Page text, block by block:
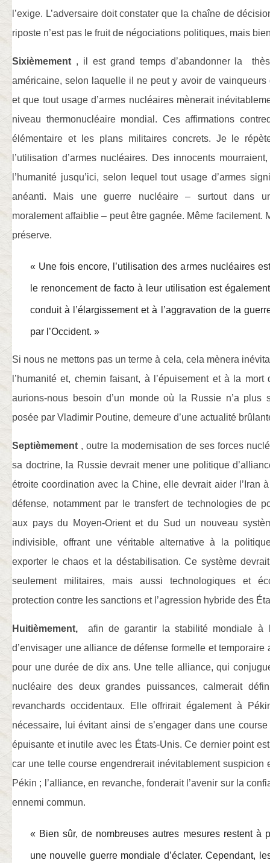
l’exige. L’adversaire doit constater que la chaîne de
riposte n’est pas le fruit de négociations politiques, mais
Sixièmement , il est grand temps d’abandonner la
américaine, selon laquelle il ne peut y avoir de vainqueurs
et que tout usage d’armes nucléaires mènerait
niveau thermonucléaire mondial. Ces affirmations
élémentaire et les plans militaires concrets. Je le
l’utilisation d’armes nucléaires. Des innocents
l’humanité jusqu’ici, selon lequel tout usage d’armes
anéanti. Mais une guerre nucléaire – surtout dans
moralement affaiblie – peut être gagnée. Même facilement.
préserve.
« Une fois encore, l’utilisation des armes nucléaires
le renoncement de facto à leur utilisation est
conduit à l’élargissement et à l’aggravation de la
par l’Occident. »
Si nous ne mettons pas un terme à cela, cela mènera
l’humanité et, chemin faisant, à l’épuisement et à la
aurions-nous besoin d’un monde où la Russie n’a plus
posée par Vladimir Poutine, demeure d’une actualité
Septièmement , outre la modernisation de ses forces
sa doctrine, la Russie devrait mener une politique
étroite coordination avec la Chine, elle devrait aider l’Iran
défense, notamment par le transfert de technologies de
aux pays du Moyen-Orient et du Sud un nouveau
indivisible, offrant une véritable alternative à la
exporter le chaos et la déstabilisation. Ce système
seulement militaires, mais aussi technologiques et
protection contre les sanctions et l’agression hybride des
Huitièmement, afin de garantir la stabilité mondiale à
d’envisager une alliance de défense formelle et
pour une durée de dix ans. Une telle alliance, qui
nucléaire des deux grandes puissances, calmerait
revanchards occidentaux. Elle offrirait également à
nécessaire, lui évitant ainsi de s’engager dans une
épuisante et inutile avec les États-Unis. Ce dernier point
car une telle course engendrerait inévitablement suspicion
Pékin ; l’alliance, en revanche, fonderait l’avenir sur la
ennemi commun.
« Bien sûr, de nombreuses autres mesures restent à
une nouvelle guerre mondiale d’éclater. Cependant,